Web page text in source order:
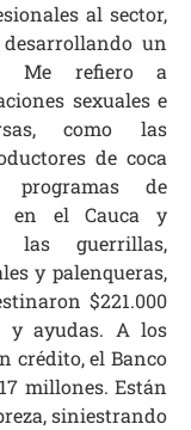
al sector,
un
Me refiero a
sexuales e
como las
de coca
de
en el Cauca y
las guerrillas,
y palenqueras,
$221.000
y ayudas. A los
crédito, el Banco
millones. Están
siniestrando